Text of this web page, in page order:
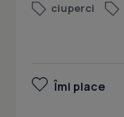
ciuperci
Îmi place